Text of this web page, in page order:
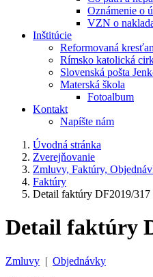
Oznámenie o
VZN o
Inštitúcie
Reformovaná
Rímsko katolická
Slovenská pošta
Materská škola
Fotoalbum
Kontakt
Napíšte nám
Úvodná stránka
Zverejňovanie
Zmluvy, Faktúry,
Faktúry
Detail faktúry DF2019/317
Detail faktúry
Zmluvy | Objednávky